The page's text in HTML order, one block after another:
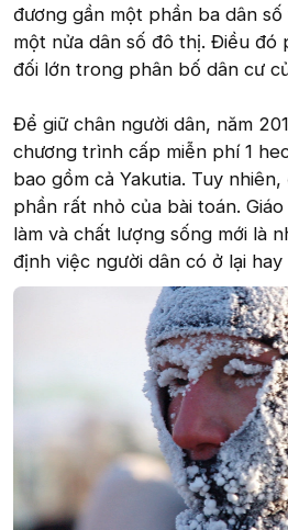
đương gần một phần ba dân
một nửa dân số đô thị. Điều đó
đối lớn trong phân bố dân cư
Để giữ chân người dân, năm
chương trình cấp miễn phí 1
bao gồm cả Yakutia. Tuy
phần rất nhỏ của bài toán.
làm và chất lượng sống mới là
định việc người dân có ở lại hay